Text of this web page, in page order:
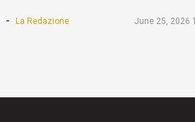
- La Redazione June 25, 2026